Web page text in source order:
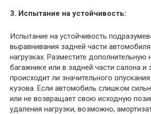
3. Испытание на устойчивость:
Испытание на устойчивость
выравнивания задней части
нагрузках. Разместите дополнительную
багажнике или в задней части салона и
происходит ли значительного
кузова. Если автомобиль слишком
или не возвращает свою исходную
удаления нагрузки, возможно,